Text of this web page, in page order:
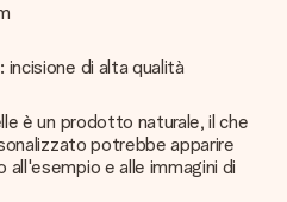
di alta qualità
è un prodotto naturale, il che
potrebbe apparire
e alle immagini di